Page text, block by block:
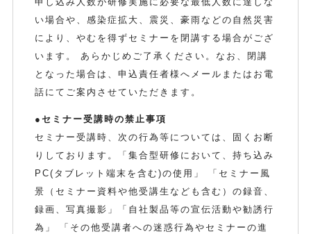
い場合や、感染症拡大、震災、豪雨などの自然災害
により、やむを得ずセミナーを閉講する場合がござ
います。 あらかじめご了承ください。なお、閉講
となった場合は、申込責任者様へメールまたはお電
話にてご案内させていただきます。
●セミナー受講時の禁止事項
セミナー受講時、次の行為等については、固くお断
りしております。「集合型研修において、持ち込み
PC(タブレット端末を含む)の使用」 「セミナー風
景（セミナー資料や他受講生なども含む）の録音、
録画、写真撮影」「自社製品等の宣伝活動や勧誘行
為」 「その他受講者への迷惑行為やセミナーの進